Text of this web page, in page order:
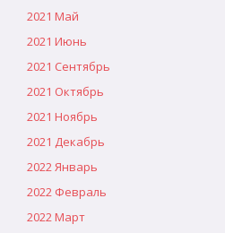
2021 Май
2021 Июнь
2021 Сентябрь
2021 Октябрь
2021 Ноябрь
2021 Декабрь
2022 Январь
2022 Февраль
2022 Март